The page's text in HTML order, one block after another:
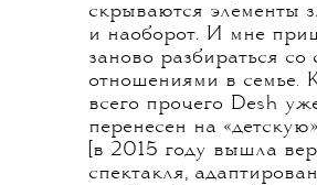
скрываются элементы
и наоборот. И мне
заново разбираться со
отношениями в семье.
всего прочего Desh
перенесен на
[в 2015 году вышла
спектакля,